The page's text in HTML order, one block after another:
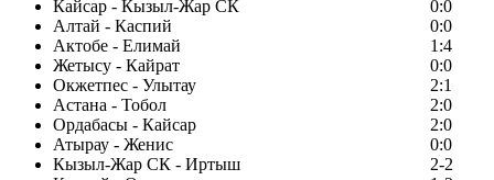
Кайсар - Кызыл-Жар СК
0:0
Алтай - Каспий
0:0
Актобе - Елимай
1:4
Жетысу - Кайрат
0:0
Окжетпес - Улытау
2:1
Астана - Тобол
2:0
Ордабасы - Кайсар
2:0
Атырау - Женис
0:0
Кызыл-Жар СК - Иртыш
2-2